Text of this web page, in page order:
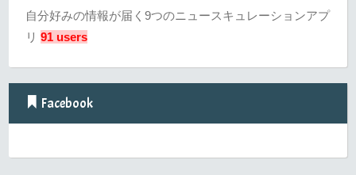
自分好みの情報が届く9つのニュースキュレーションアプ
リ 91 users
Facebook